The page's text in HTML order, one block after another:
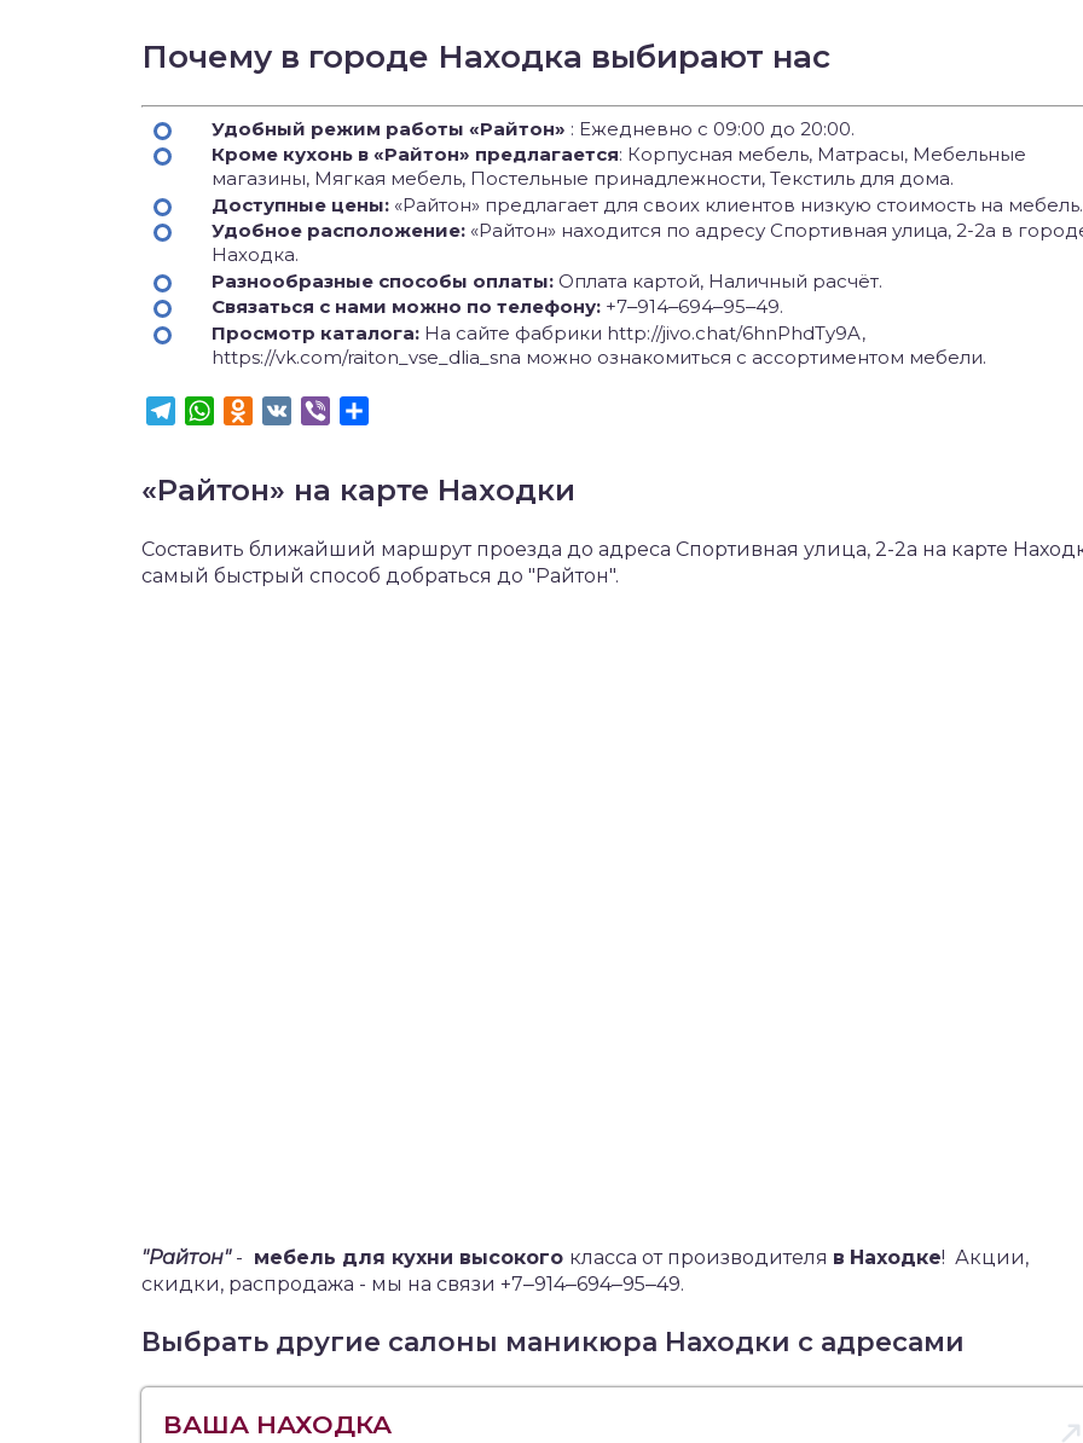
Почему в городе Находка выбирают нас
Удобный режим работы «Райтон» : Ежедневно с 09:00 до 20:00.
Кроме кухонь в «Райтон» предлагается: Корпусная мебель, Матрасы, Мебельные
магазины, Мягкая мебель, Постельные принадлежности, Текстиль для дома.
Доступные цены: «Райтон» предлагает для своих клиентов низкую стоимость на мебель.
Удобное расположение: «Райтон» находится по адресу Спортивная улица, 2-2а в
Находка.
Разнообразные способы оплаты: Оплата картой, Наличный расчёт.
Связаться с нами можно по телефону: +7‒914‒694‒95‒49.
Просмотр каталога: На сайте фабрики http://jivo.chat/6hnPhdTy9A,
https://vk.com/raiton_vse_dlia_sna можно ознакомиться с ассортиментом мебели.
TelegramWhatsApp
Odnoklassniki
VK Viber
«Райтон» на карте Находки
Составить ближайший маршрут проезда до адреса Спортивная улица, 2-2а на карте
самый быстрый способ добраться до "Райтон".
"Райтон"- мебель для кухни высокого класса от производителя в Находке! Акции,
скидки, распродажа - мы на связи +7‒914‒694‒95‒49.
Выбрать другие салоны маникюра Находки с адресами
ВАША НАХОДКА